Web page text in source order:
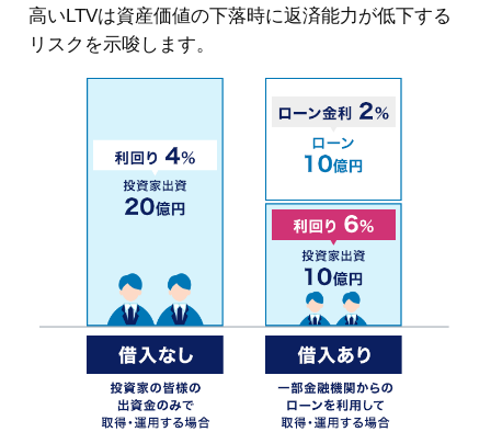
高いLTVは資産価値の下落時に返済能力が低下する
リスクを示唆します。